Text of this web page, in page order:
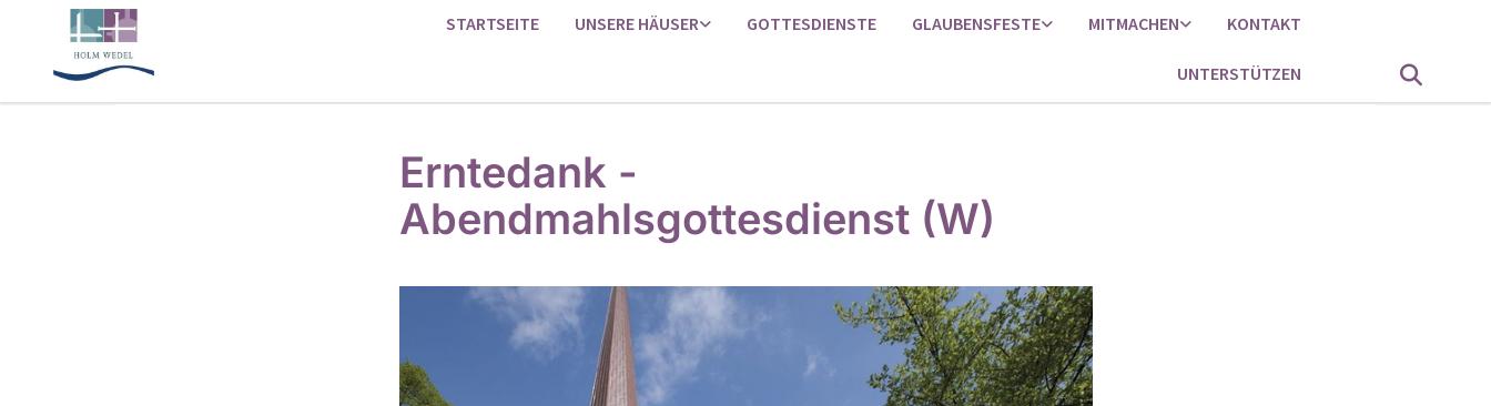
STARTSEITE UNSERE HÄUSER GOTTESDIENSTE GLAUBENSFESTE MITMACHEN KONTAKT
UNTERSTÜTZEN
Erntedank -
Abendmahlsgottesdienst (W)